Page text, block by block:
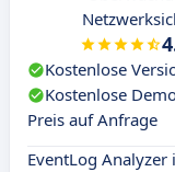
Kostenlose
Kostenlose
Preis auf Anfrage
EventLog